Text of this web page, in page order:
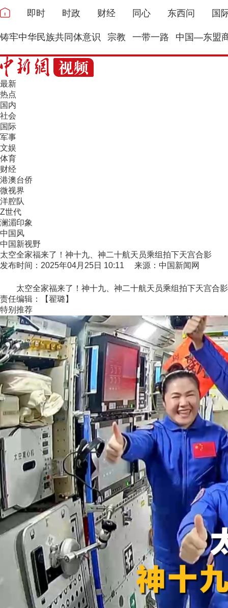
即时 时政 财经 同心 东西问 国
铸牢中华民族共同体意识 宗教 一带一路 中国—东盟
最新
热点
国内
社会
国际
军事
文娱
体育
财经
港澳台侨
微视界
洋腔队
Z世代
澜湄印象
中国风
中国新视野
太空全家福来了！神十九、神二十航天员乘组拍下天宫合影
发布时间：2025年04月25日 10:11 来源：中国新闻网
太空全家福来了！神十九、神二十航天员乘组拍下天宫合
责任编辑：【翟璐】
特别推荐